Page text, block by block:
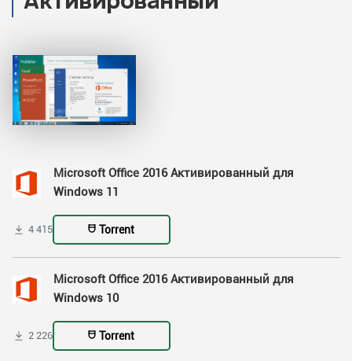
Microsoft Office 2016 Активированный для
Windows 11
4 415 Torrent
Microsoft Office 2016 Активированный для
Windows 10
2 226 Torrent